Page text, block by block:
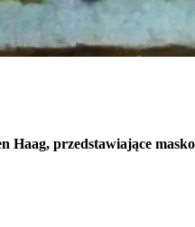
Haag, przedstawiające